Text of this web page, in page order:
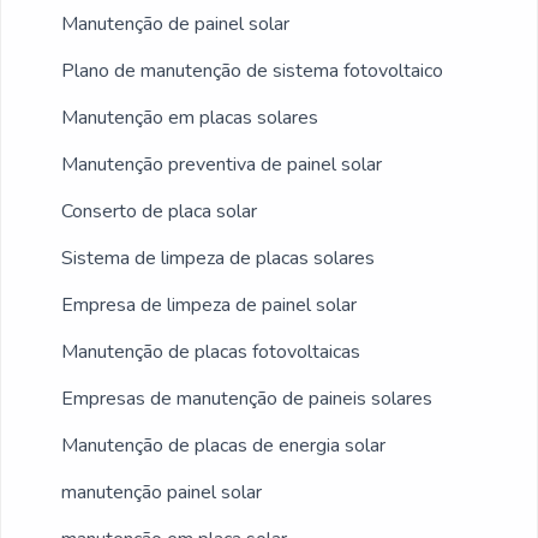
uma empresa que entrega confiança e
motivos são: Equipe multidisciplinar de
consultores associados; Profissionais com
vasta experiência na área de atuação;
Engenheiros experiências aprofundadas em
atividades industriais; Escritório de alta
qualidade onde são realizadas as atividades;
serviços e projetos com sistema de ponta
em fornecimento de geração de energia
solar; Equipamentos de última geração.A
MELHOR EMPRESA NO SEGMENTONa
CROSSPOWER é possível encontrar o que
há de melhor em preço micro inversor grid
Manutenção de painel solar
Plano de manutenção de sistema fotovoltaico
Manutenção em placas solares
Manutenção preventiva de painel solar
Conserto de placa solar
Sistema de limpeza de placas solares
Empresa de limpeza de painel solar
Manutenção de placas fotovoltaicas
Empresas de manutenção de paineis solares
Manutenção de placas de energia solar
manutenção painel solar